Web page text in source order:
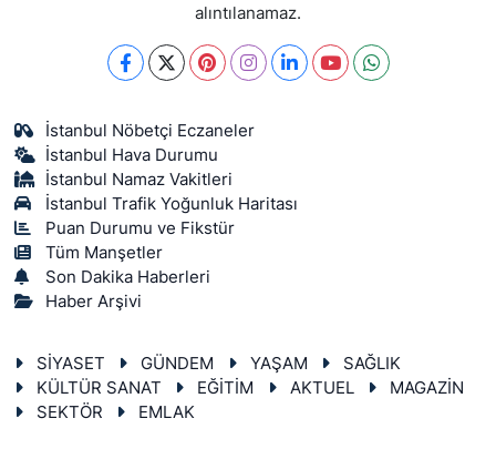
alıntılanamaz.
İstanbul Nöbetçi Eczaneler
İstanbul Hava Durumu
İstanbul Namaz Vakitleri
İstanbul Trafik Yoğunluk Haritası
Puan Durumu ve Fikstür
Tüm Manşetler
Son Dakika Haberleri
Haber Arşivi
SİYASET GÜNDEM YAŞAM
SAĞLIK
KÜLTÜR SANAT
EĞİTİM AKTUEL
MAGAZİN
SEKTÖR
EMLAK